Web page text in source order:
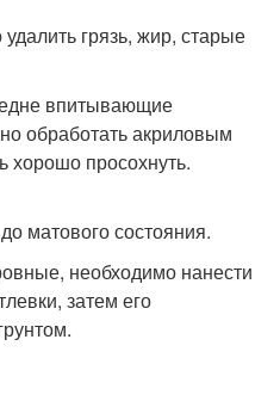
грязь, жир, старые
впитывающие
обработать акриловым
хорошо просохнуть.
матового состояния.
необходимо нанести
затем его